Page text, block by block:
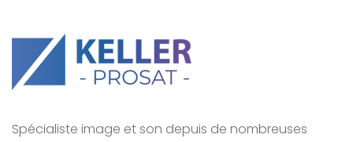
Spécialiste image et son depuis de nombreuses